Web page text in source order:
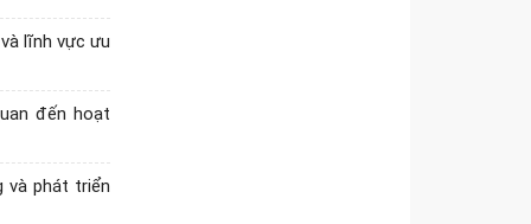
lĩnh vực ưu
đến hoạt
và phát triển